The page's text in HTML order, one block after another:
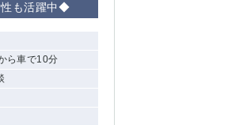
性も活躍中◆
ら車で10分